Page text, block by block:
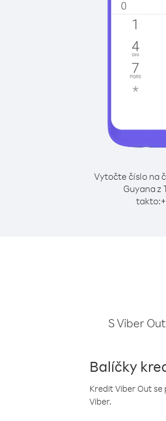
Vytočte číslo na
Guyana z
takto:+
S Viber
Balíčky
Kredit Viber Out se
Viber.